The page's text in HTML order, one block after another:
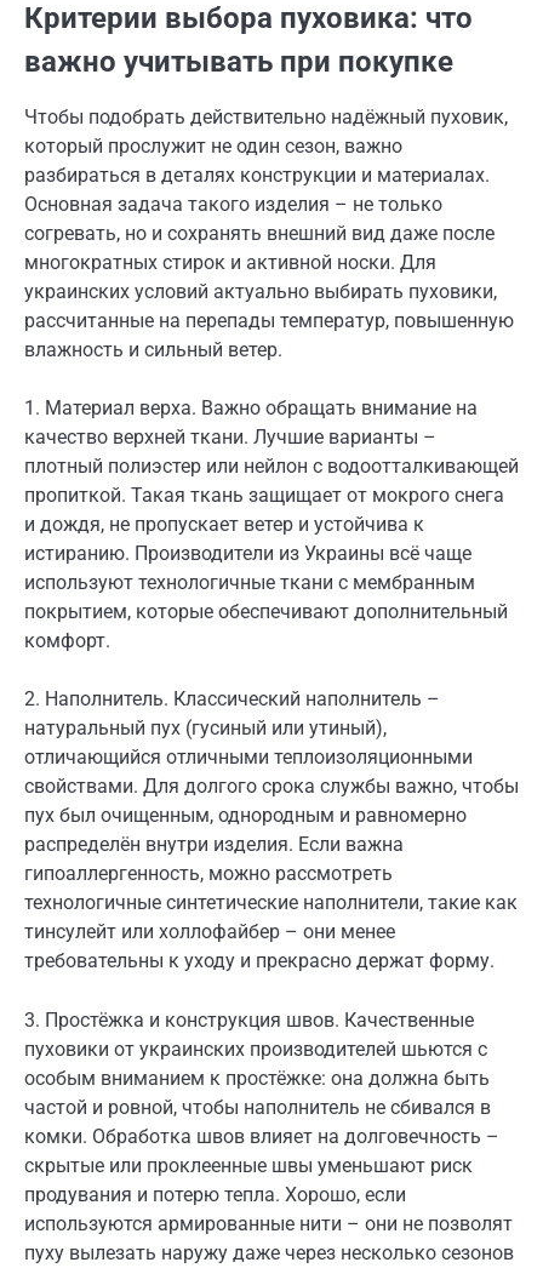
Критерии выбора пуховика: что
важно учитывать при покупке
Чтобы подобрать действительно надёжный пуховик,
который прослужит не один сезон, важно
разбираться в деталях конструкции и материалах.
Основная задача такого изделия – не только
согревать, но и сохранять внешний вид даже после
многократных стирок и активной носки. Для
украинских условий актуально выбирать пуховики,
рассчитанные на перепады температур, повышенную
влажность и сильный ветер.
1. Материал верха. Важно обращать внимание на
качество верхней ткани. Лучшие варианты –
плотный полиэстер или нейлон с водоотталкивающей
пропиткой. Такая ткань защищает от мокрого снега
и дождя, не пропускает ветер и устойчива к
истиранию. Производители из Украины всё чаще
используют технологичные ткани с мембранным
покрытием, которые обеспечивают дополнительный
комфорт.
2. Наполнитель. Классический наполнитель –
натуральный пух (гусиный или утиный),
отличающийся отличными теплоизоляционными
свойствами. Для долгого срока службы важно, чтобы
пух был очищенным, однородным и равномерно
распределён внутри изделия. Если важна
гипоаллергенность, можно рассмотреть
технологичные синтетические наполнители, такие как
тинсулейт или холлофайбер – они менее
требовательны к уходу и прекрасно держат форму.
3. Простёжка и конструкция швов. Качественные
пуховики от украинских производителей шьются с
особым вниманием к простёжке: она должна быть
частой и ровной, чтобы наполнитель не сбивался в
комки. Обработка швов влияет на долговечность –
скрытые или проклеенные швы уменьшают риск
продувания и потерю тепла. Хорошо, если
используются армированные нити – они не позволят
пуху вылезать наружу даже через несколько сезонов